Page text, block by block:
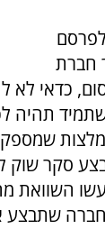
חברת
כדאי לא
תהיה
סקר שוק
השוואת
שתבצע